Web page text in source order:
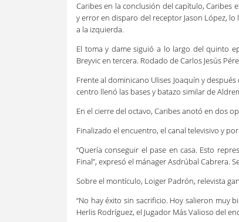
Caribes en la conclusión del capítulo, Caribes
y error en disparo del receptor Jason López,
a la izquierda.
El toma y dame siguió a lo largo del quinto
Breyvic en tercera. Rodado de Carlos Jesús
Frente al dominicano Ulises Joaquín y
centro llenó las bases y batazo similar de
En el cierre del octavo, Caribes anotó en dos
Finalizado el encuentro, el canal televisivo y
“Quería conseguir el pase en casa. Esto
Final”, expresó el mánager Asdrúbal Cabrera.
Sobre el montículo, Loiger Padrón, relevista
“No hay éxito sin sacrificio. Hoy salieron muy
Herlis Rodríguez, el Jugador Más Valioso del